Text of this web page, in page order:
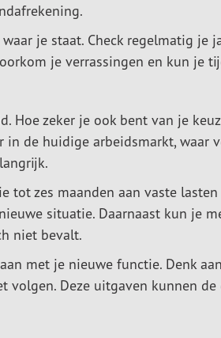
je staat. Check regelmatig je
je verrassingen en kun je
Hoe zeker je ook bent van je
de huidige arbeidsmarkt, waar
tot zes maanden aan vaste
situatie. Daarnaast kun je
niet bevalt.
met je nieuwe functie. Denk
volgen. Deze uitgaven kunnen de